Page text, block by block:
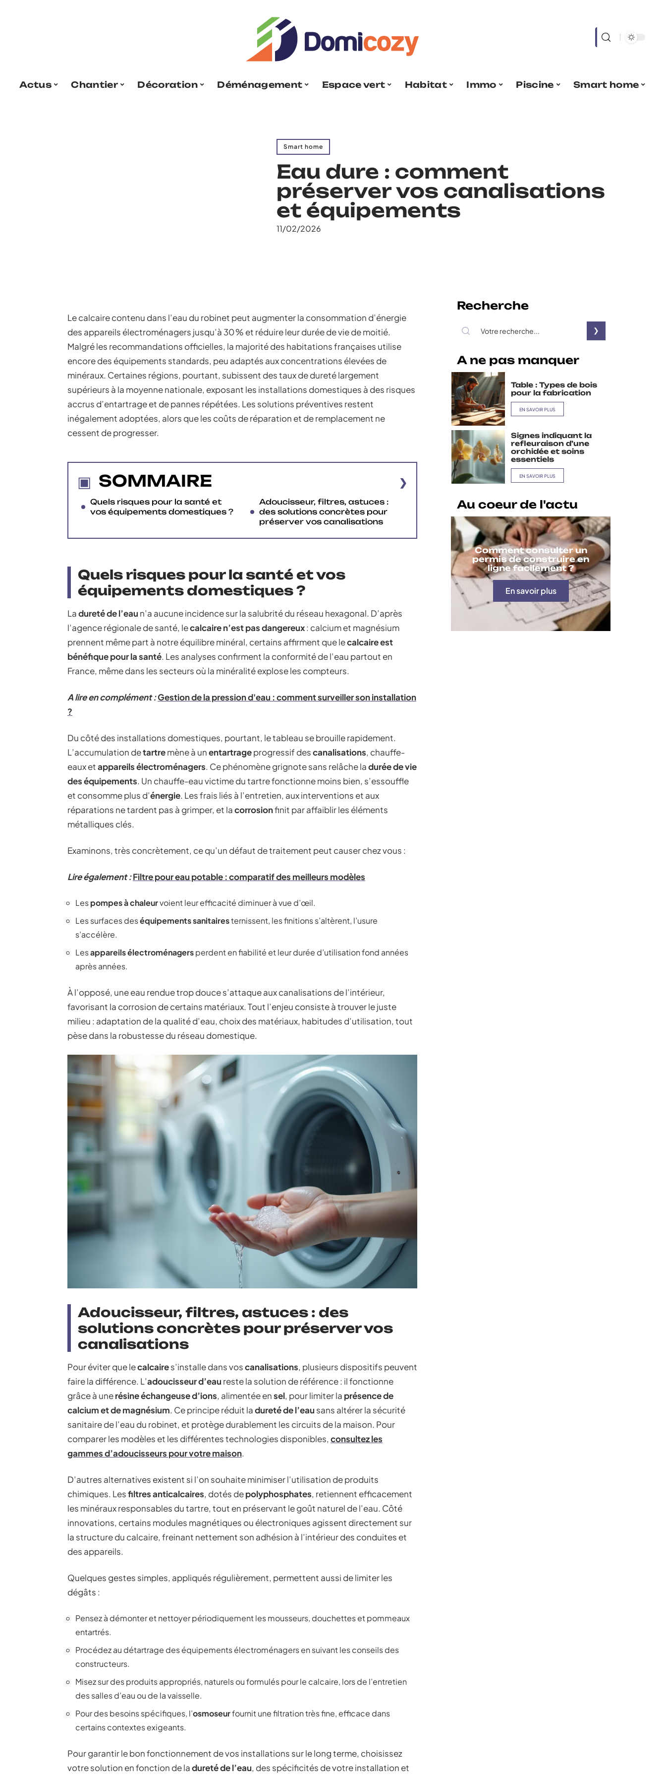
Actus Chantier Décoration Déménagement Espace vert Habitat Immo Piscine Smart home
Smart home
Eau dure : comment
préserver vos canalisations
et équipements
11/02/2026
Le calcaire contenu dans l’eau du robinet peut augmenter la consommation d’énergie
des appareils électroménagers jusqu’à 30 % et réduire leur durée de vie de moitié.
Malgré les recommandations officielles, la majorité des habitations françaises utilise
encore des équipements standards, peu adaptés aux concentrations élevées de
minéraux. Certaines régions, pourtant, subissent des taux de dureté largement
supérieurs à la moyenne nationale, exposant les installations domestiques à des risques
accrus d’entartrage et de pannes répétées. Les solutions préventives restent
inégalement adoptées, alors que les coûts de réparation et de remplacement ne
cessent de progresser.
SOMMAIRE
Quels risques pour la santé et
vos équipements domestiques ?
Adoucisseur, filtres, astuces :
des solutions concrètes pour
préserver vos canalisations
Quels risques pour la santé et vos
équipements domestiques ?
Ladureté de l’eau n’a aucune incidence sur la salubrité du réseau hexagonal. D’après
l’agence régionale de santé, lecalcaire n’est pas dangereux: calcium et magnésium
prennent même part à notre équilibre minéral, certains affirment que lecalcaire est
bénéfique pour la santé. Les analyses confirment la conformité de l’eau partout en
France, même dans les secteurs où la minéralité explose les compteurs.
A lire en complément :Gestion de la pression d'eau : comment surveiller son installation
?
Du côté des installations domestiques, pourtant, le tableau se brouille rapidement.
L’accumulation detartremène à unentartrageprogressif descanalisations, chauffe-
eaux etappareils électroménagers. Ce phénomène grignote sans relâche ladurée de vie
des équipements. Un chauffe-eau victime du tartre fonctionne moins bien, s’essouffle
et consomme plus d’énergie. Les frais liés à l’entretien, aux interventions et aux
réparations ne tardent pas à grimper, et lacorrosionfinit par affaiblir les éléments
métalliques clés.
Examinons, très concrètement, ce qu’un défaut de traitement peut causer chez vous :
Lire également :Filtre pour eau potable : comparatif des meilleurs modèles
Lespompes à chaleurvoient leur efficacité diminuer à vue d’œil.
Les surfaces deséquipements sanitairesternissent, les finitions s’altèrent, l’usure
s’accélère.
Lesappareils électroménagersperdent en fiabilité et leur durée d’utilisation fond années
après années.
À l’opposé, une eau rendue trop douce s’attaque aux canalisations de l’intérieur,
favorisant la corrosion de certains matériaux. Tout l’enjeu consiste à trouver le juste
milieu : adaptation de la qualité d’eau, choix des matériaux, habitudes d’utilisation, tout
pèse dans la robustesse du réseau domestique.
Adoucisseur, filtres, astuces : des
solutions concrètes pour préserver vos
canalisations
Pour éviter que lecalcaires’installe dans voscanalisations, plusieurs dispositifs peuvent
faire la différence. L’adoucisseur d’eau reste la solution de référence : il fonctionne
grâce à unerésine échangeuse d’ions, alimentée ensel, pour limiter la présence de
calcium et de magnésium. Ce principe réduit ladureté de l’eau sans altérer la sécurité
sanitaire de l’eau du robinet, et protège durablement les circuits de la maison. Pour
comparer les modèles et les différentes technologies disponibles, consultez les
gammes d’adoucisseurs pour votre maison.
D’autres alternatives existent si l’on souhaite minimiser l’utilisation de produits
chimiques. Lesfiltres anticalcaires, dotés depolyphosphates, retiennent efficacement
les minéraux responsables du tartre, tout en préservant le goût naturel de l’eau. Côté
innovations, certains modules magnétiques ou électroniques agissent directement sur
la structure du calcaire, freinant nettement son adhésion à l’intérieur des conduites et
des appareils.
Quelques gestes simples, appliqués régulièrement, permettent aussi de limiter les
dégâts :
Pensez à démonter et nettoyer périodiquement les mousseurs, douchettes et pommeaux
entartrés.
Procédez au détartrage des équipements électroménagers en suivant les conseils des
constructeurs.
Misez sur des produits appropriés, naturels ou formulés pour le calcaire, lors de l’entretien
des salles d’eau ou de la vaisselle.
Pour des besoins spécifiques, l’osmoseurfournit une filtration très fine, efficace dans
certains contextes exigeants.
Pour garantir le bon fonctionnement de vos installations sur le long terme, choisissez
votre solution en fonction de ladureté de l’eau, des spécificités de votre installation et
Recherche
A ne pas manquer
Table : Types de bois
pour la fabrication
EN SAVOIR PLUS
Signes indiquant la
refleuraison d’une
orchidée et soins
essentiels
EN SAVOIR PLUS
Au coeur de l'actu
Comment consulter un
permis de construire en
ligne facilement ?
En savoir plus